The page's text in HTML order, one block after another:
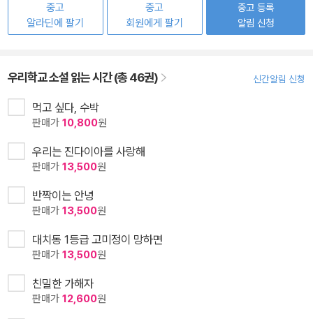
중고
알라딘에 팔기
중고
회원에게 팔기
중고 등록
알림 신청
우리학교 소설 읽는 시간 (총 46권) 신간알림 신청
먹고 싶다, 수박
판매가 10,800원
우리는 진다이아를 사랑해
판매가 13,500원
반짝이는 안녕
판매가 13,500원
대치동 1등급 고미정이 망하면
판매가 13,500원
친밀한 가해자
판매가 12,600원